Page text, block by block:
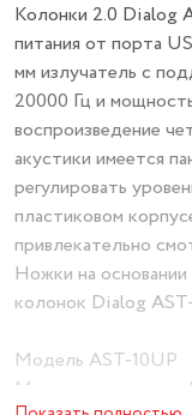
Колонки 2.0 Dialog
питания от порта
мм излучатель с
20000 Гц и
воспроизведение
акустики имеется
регулировать
пластиковом
привлекательно
Ножки на
колонок Dialog
Модель AST-10UP
Мощность системы